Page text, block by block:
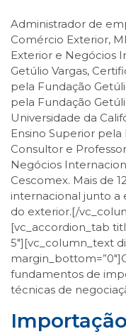
Administrador de
Comércio Exterior,
Exterior e Negócios
Getúlio Vargas,
pela Fundação
pela Fundação
Universidade da
Ensino Superior pela
Consultor e
Negócios
Cescomex. Mais de
internacional junto a
do exterior.[/
[vc_accordion_tab
5″][vc_column_text
fundamentos de
técnicas de